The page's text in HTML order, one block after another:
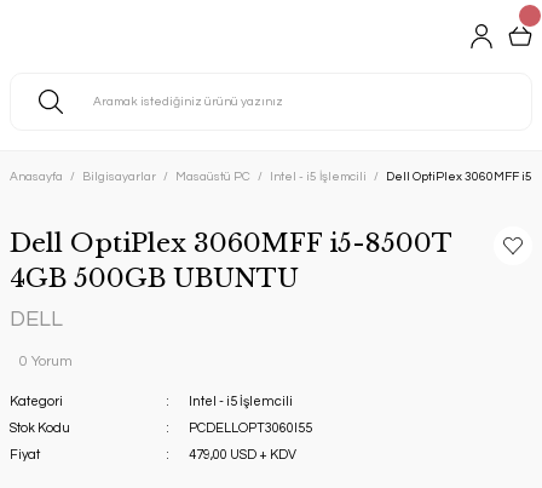
Anasayfa Bilgisayarlar Masaüstü PC Intel - i5 İşlemcili Dell OptiPlex 3060MFF i5-
Dell OptiPlex 3060MFF i5-8500T
4GB 500GB UBUNTU
DELL
0 Yorum
Kategori
Intel - i5 İşlemcili
Stok Kodu
PCDELLOPT3060I55
Fiyat
479,00 USD + KDV